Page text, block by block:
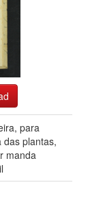
para
das plantas,
manda